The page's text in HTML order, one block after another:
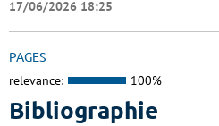
17/06/2026 18:25
PAGES
relevance: 100%
Bibliographie